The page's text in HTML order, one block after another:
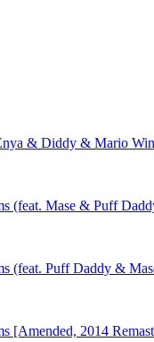
& Diddy & Mario
(feat. Mase & Puff
(feat. Puff Daddy &
[Amended, 2014